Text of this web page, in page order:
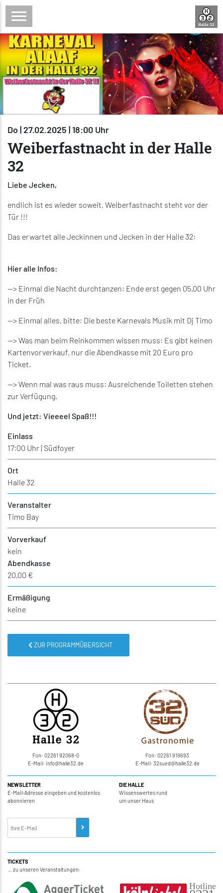
Do | 27.02.2025 | 18:00 Uhr
Weiberfastnacht in der Halle
32
Liebe Jecken,
endlich ist es wieder soweit, Weiberfastnacht steht vor der
Tür !!!
Das erwartet alle Jeckinnen und Jecken in der Halle 32:
Hier alle Infos:
--> Einmal die Nacht durchtanzen: Ende erst gegen 05.00 Uhr
in der Früh
--> Einmal alles, bitte: Die beste Karnevals Musik mit Dj Timo
--> Was man beim Reinkommen wissen muss: Es gibt keinen
Kartenvorverkauf, nur die Abendkasse mit 20 Euro pro
Ticket.
--> Wenn mal was raus muss: Ausreichende Toiletten stehen
zur Verfügung.
Und jetzt: Vieeeel Spaß!!!
Einlass
17:00 Uhr | Südfoyer
Ort
Halle 32
Veranstalter
Timo Bay
Vorverkauf
kein
Abendkasse
20,00 €
Ermäßigung
keine
ZUR PROGRAMMÜBERSICHT
Fon: 02261 92068-0
E-Mail: info@halle32.de
Fon: 02261 919693
E-Mail: 32sued@halle32.de
NEWSLETTER
E-Mail-Adresse eingeben und kostenlos
abonnieren
DIE HALLE
Wissenswertes rund
um unser Haus
TICKETS
... zu unseren Veranstaltungen: